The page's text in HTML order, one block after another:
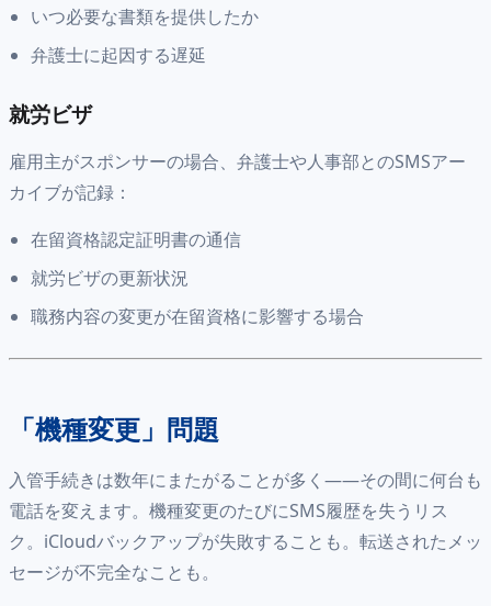
いつ必要な書類を提供したか
弁護士に起因する遅延
就労ビザ
雇用主がスポンサーの場合、弁護士や人事部とのSMSアー
カイブが記録：
在留資格認定証明書の通信
就労ビザの更新状況
職務内容の変更が在留資格に影響する場合
「機種変更」問題
入管手続きは数年にまたがることが多く——その間に何台も
電話を変えます。機種変更のたびにSMS履歴を失うリス
ク。iCloudバックアップが失敗することも。転送されたメッ
セージが不完全なことも。